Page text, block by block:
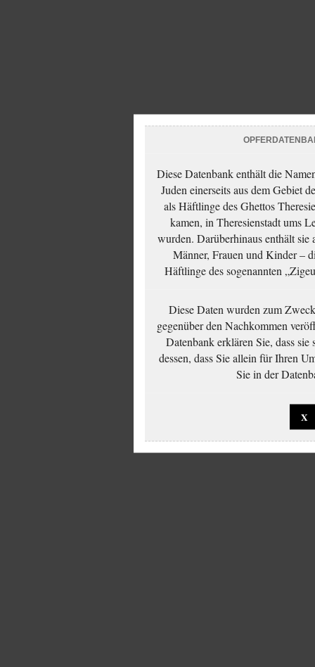
Diese Datenbank enthält die
Juden einerseits aus dem Gebiet
als Häftlinge des Ghettos
kamen, in Theresienstadt ums
wurden. Darüberhinaus enthält
Männer, Frauen und Kinder –
Häftlinge des sogenannten
Diese Daten wurden zum
gegenüber den Nachkommen
Datenbank erklären Sie, dass sie
dessen, dass Sie allein für Ihren
Sie in der
X